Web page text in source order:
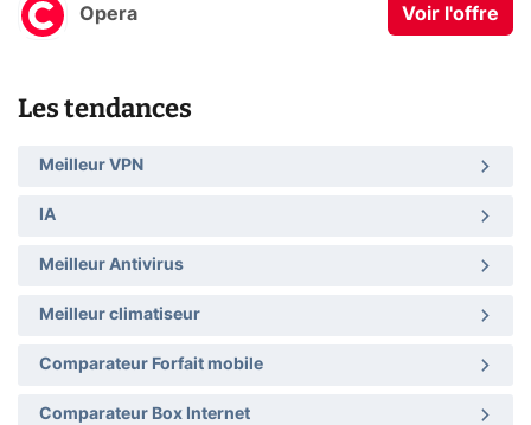
Opera Voir l'offre
Les tendances
Meilleur VPN
IA
Meilleur Antivirus
Meilleur climatiseur
Comparateur Forfait mobile
Comparateur Box Internet